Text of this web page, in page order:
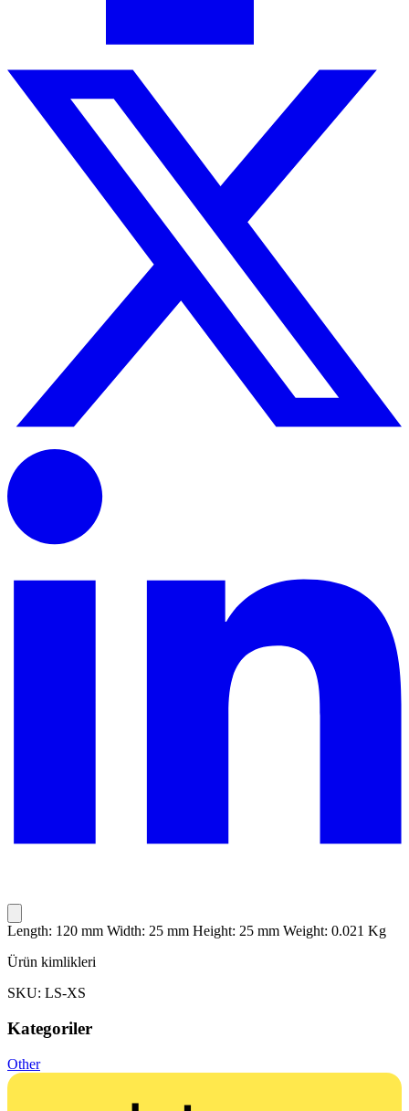
Length: 120 mm Width: 25 mm Height: 25 mm Weight: 0.021 Kg
Ürün kimlikleri
SKU: LS-XS
Kategoriler
Other